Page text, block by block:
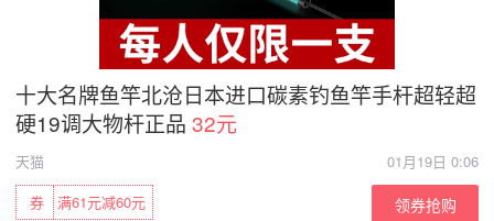
十大名牌鱼竿北沧日本进口碳素钓鱼竿手杆超轻超
硬19调大物杆正品 32元
天猫
01月19日 0:06
满61元减60元
券 领券抢购